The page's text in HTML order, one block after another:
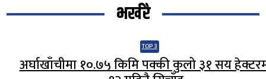
भर्खरै
TOP 3
अर्घाखाँचीमा १०.७५ किमि पक्की कुलो ३१ सय